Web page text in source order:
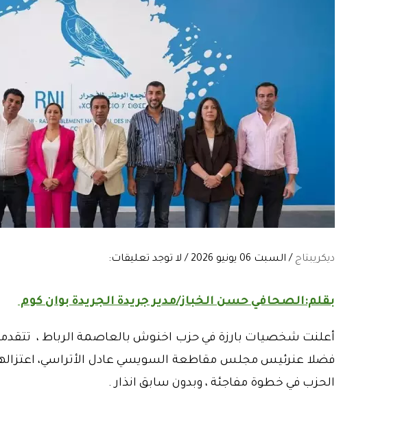
ديكريبتاج / السبت 06 يونيو 2026 / لا توجد تعليقات:
بقلم:الصحافي حسن الخباز/مدير جريدة الجريدة بوان كوم
أعلنت شخصيات بارزة في حزب اخنوش بالعاصمة الرباط ،
فضلا عنرئيس مجلس مقاطعة السويسي عادل الأتراسي،
الحزب في خطوة مفاجئة ، وبدون سابق انذار .